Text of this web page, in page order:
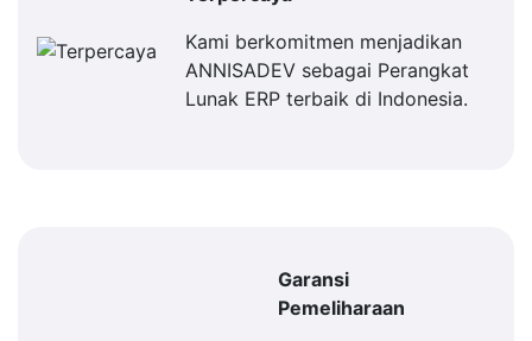
Kami berkomitmen menjadikan
ANNISADEV sebagai Perangkat
Lunak ERP terbaik di Indonesia.
Garansi
Pemeliharaan